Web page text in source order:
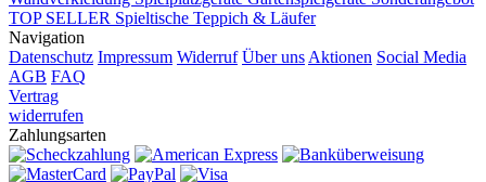
TOP SELLER Spieltische Teppich & Läufer
Navigation
Datenschutz Impressum Widerruf Über uns Aktionen Social Media
AGB FAQ
Vertrag
widerrufen
Zahlungsarten